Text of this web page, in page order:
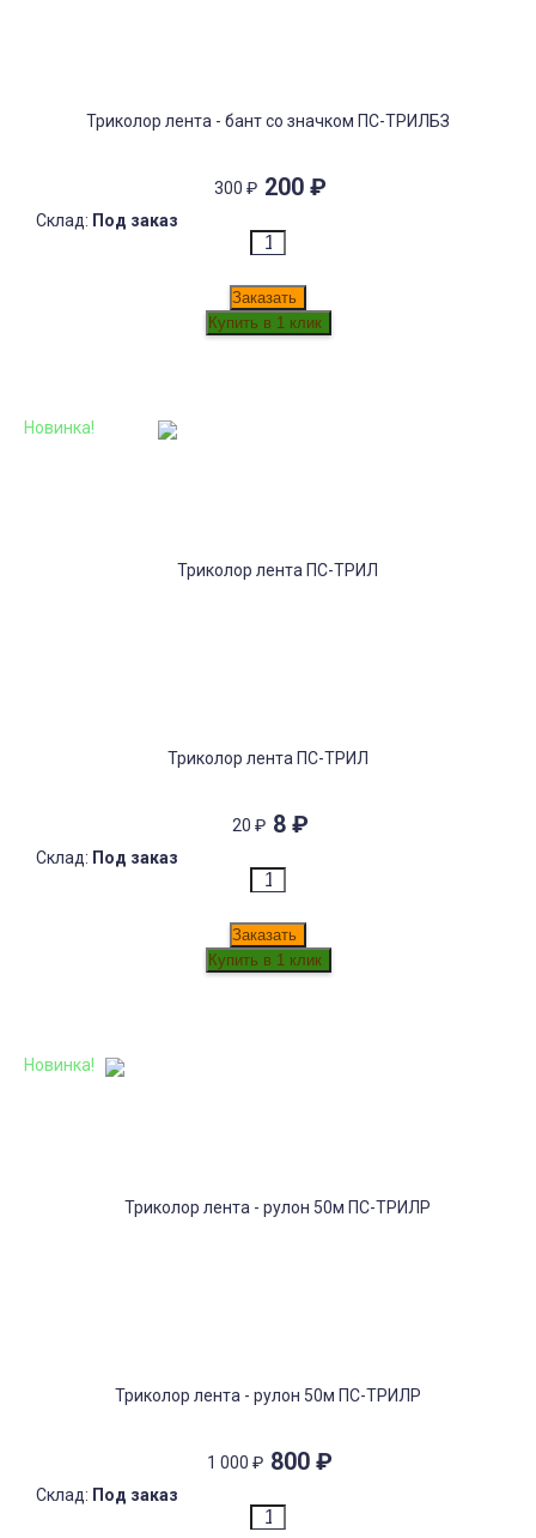
Триколор лента - бант со значком ПС-ТРИЛБЗ
300 ₽ 200 ₽
Склад: Под заказ
Заказать
Триколор лента ПС-ТРИЛ
20 ₽ 8 ₽
Склад: Под заказ
Заказать
Новинка!
Триколор лента - рулон 50м ПС-ТРИЛР
1 000 ₽ 800 ₽
Склад: Под заказ
Новинка!